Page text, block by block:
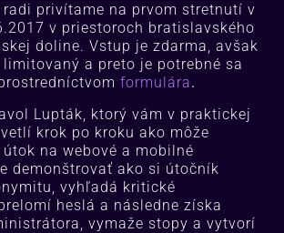
privítame na prvom stretnutí v
v priestoroch bratislavského
doline. Vstup je zdarma, avšak
a preto je potrebné sa
formulára.
Lupták, ktorý vám v praktickej
krok po kroku ako môže
na webové a mobilné
demonštrovať ako si útočník
vyhľadá kritické
heslá a následne získa
vymaže stopy a vytvorí